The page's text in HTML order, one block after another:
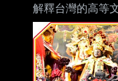
解釋台灣的高等
察？？？？ 為什
--- Sent from
S9210. --